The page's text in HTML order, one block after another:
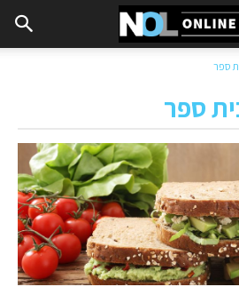
ספר
ספר